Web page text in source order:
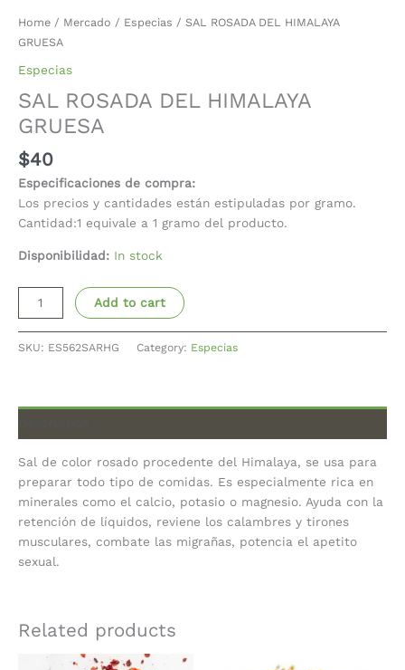
Home / Mercado / Especias / SAL ROSADA DEL HIMALAYA
GRUESA
Especias
SAL ROSADA DEL HIMALAYA
GRUESA
$40
Especificaciones de compra:
Los precios y cantidades están estipuladas por gramo.
Cantidad:1 equivale a 1 gramo del producto.
Disponibilidad: In stock
Add to cart
SKU: ES562SARHG Category: Especias
Sal de color rosado procedente del Himalaya, se usa para
preparar todo tipo de comidas. Es especialmente rica en
minerales como el calcio, potasio o magnesio. Ayuda con la
retención de líquidos, reviene los calambres y tirones
musculares, combate las migrañas, potencia el apetito
sexual.
Related products